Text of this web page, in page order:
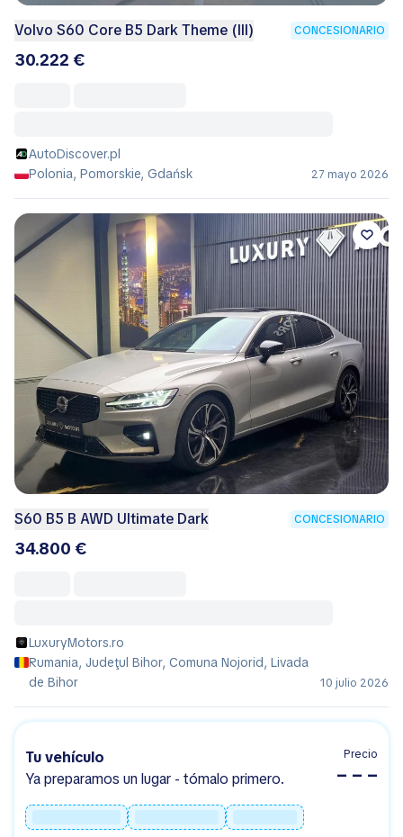
Volvo S60 Core B5 Dark Theme (III) CONCESIONARIO
30.222 €
AutoDiscover.pl
Polonia, Pomorskie, Gdańsk
27 mayo 2026
S60 B5 B AWD Ultimate Dark CONCESIONARIO
34.800 €
LuxuryMotors.ro
Rumania, Judeţul Bihor, Comuna Nojorid, Livada
de Bihor
10 julio 2026
Tu vehículo
Ya preparamos un lugar - tómalo primero.
Precio
– – –